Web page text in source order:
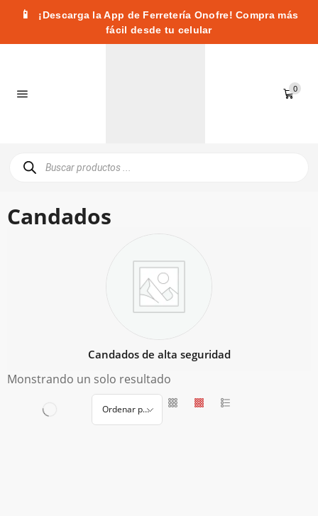
📱
¡Descarga la App de Ferretería Onofre! Compra más
fácil desde tu celular
0
Candados
Candados de alta seguridad
Monstrando un solo resultado